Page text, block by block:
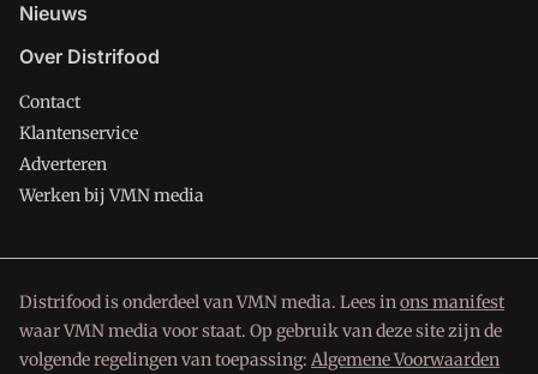
Nieuws
Over Distrifood
Contact
Klantenservice
Adverteren
Werken bij VMN media
Distrifood is onderdeel van VMN media. Lees inons manifest
waar VMN media voor staat. Op gebruik van deze site zijn de
volgende regelingen van toepassing: Algemene Voorwaarden